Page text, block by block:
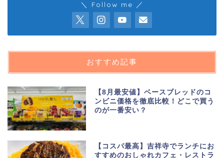
＼ Follow me ／
おすすめ記事
【8月最安値】ベースブレッドのコ
ンビニ価格を徹底比較！どこで買う
のが一番安い？
【コスパ最高】吉祥寺でランチにお
すすめのおしゃれカフェ・レストラ